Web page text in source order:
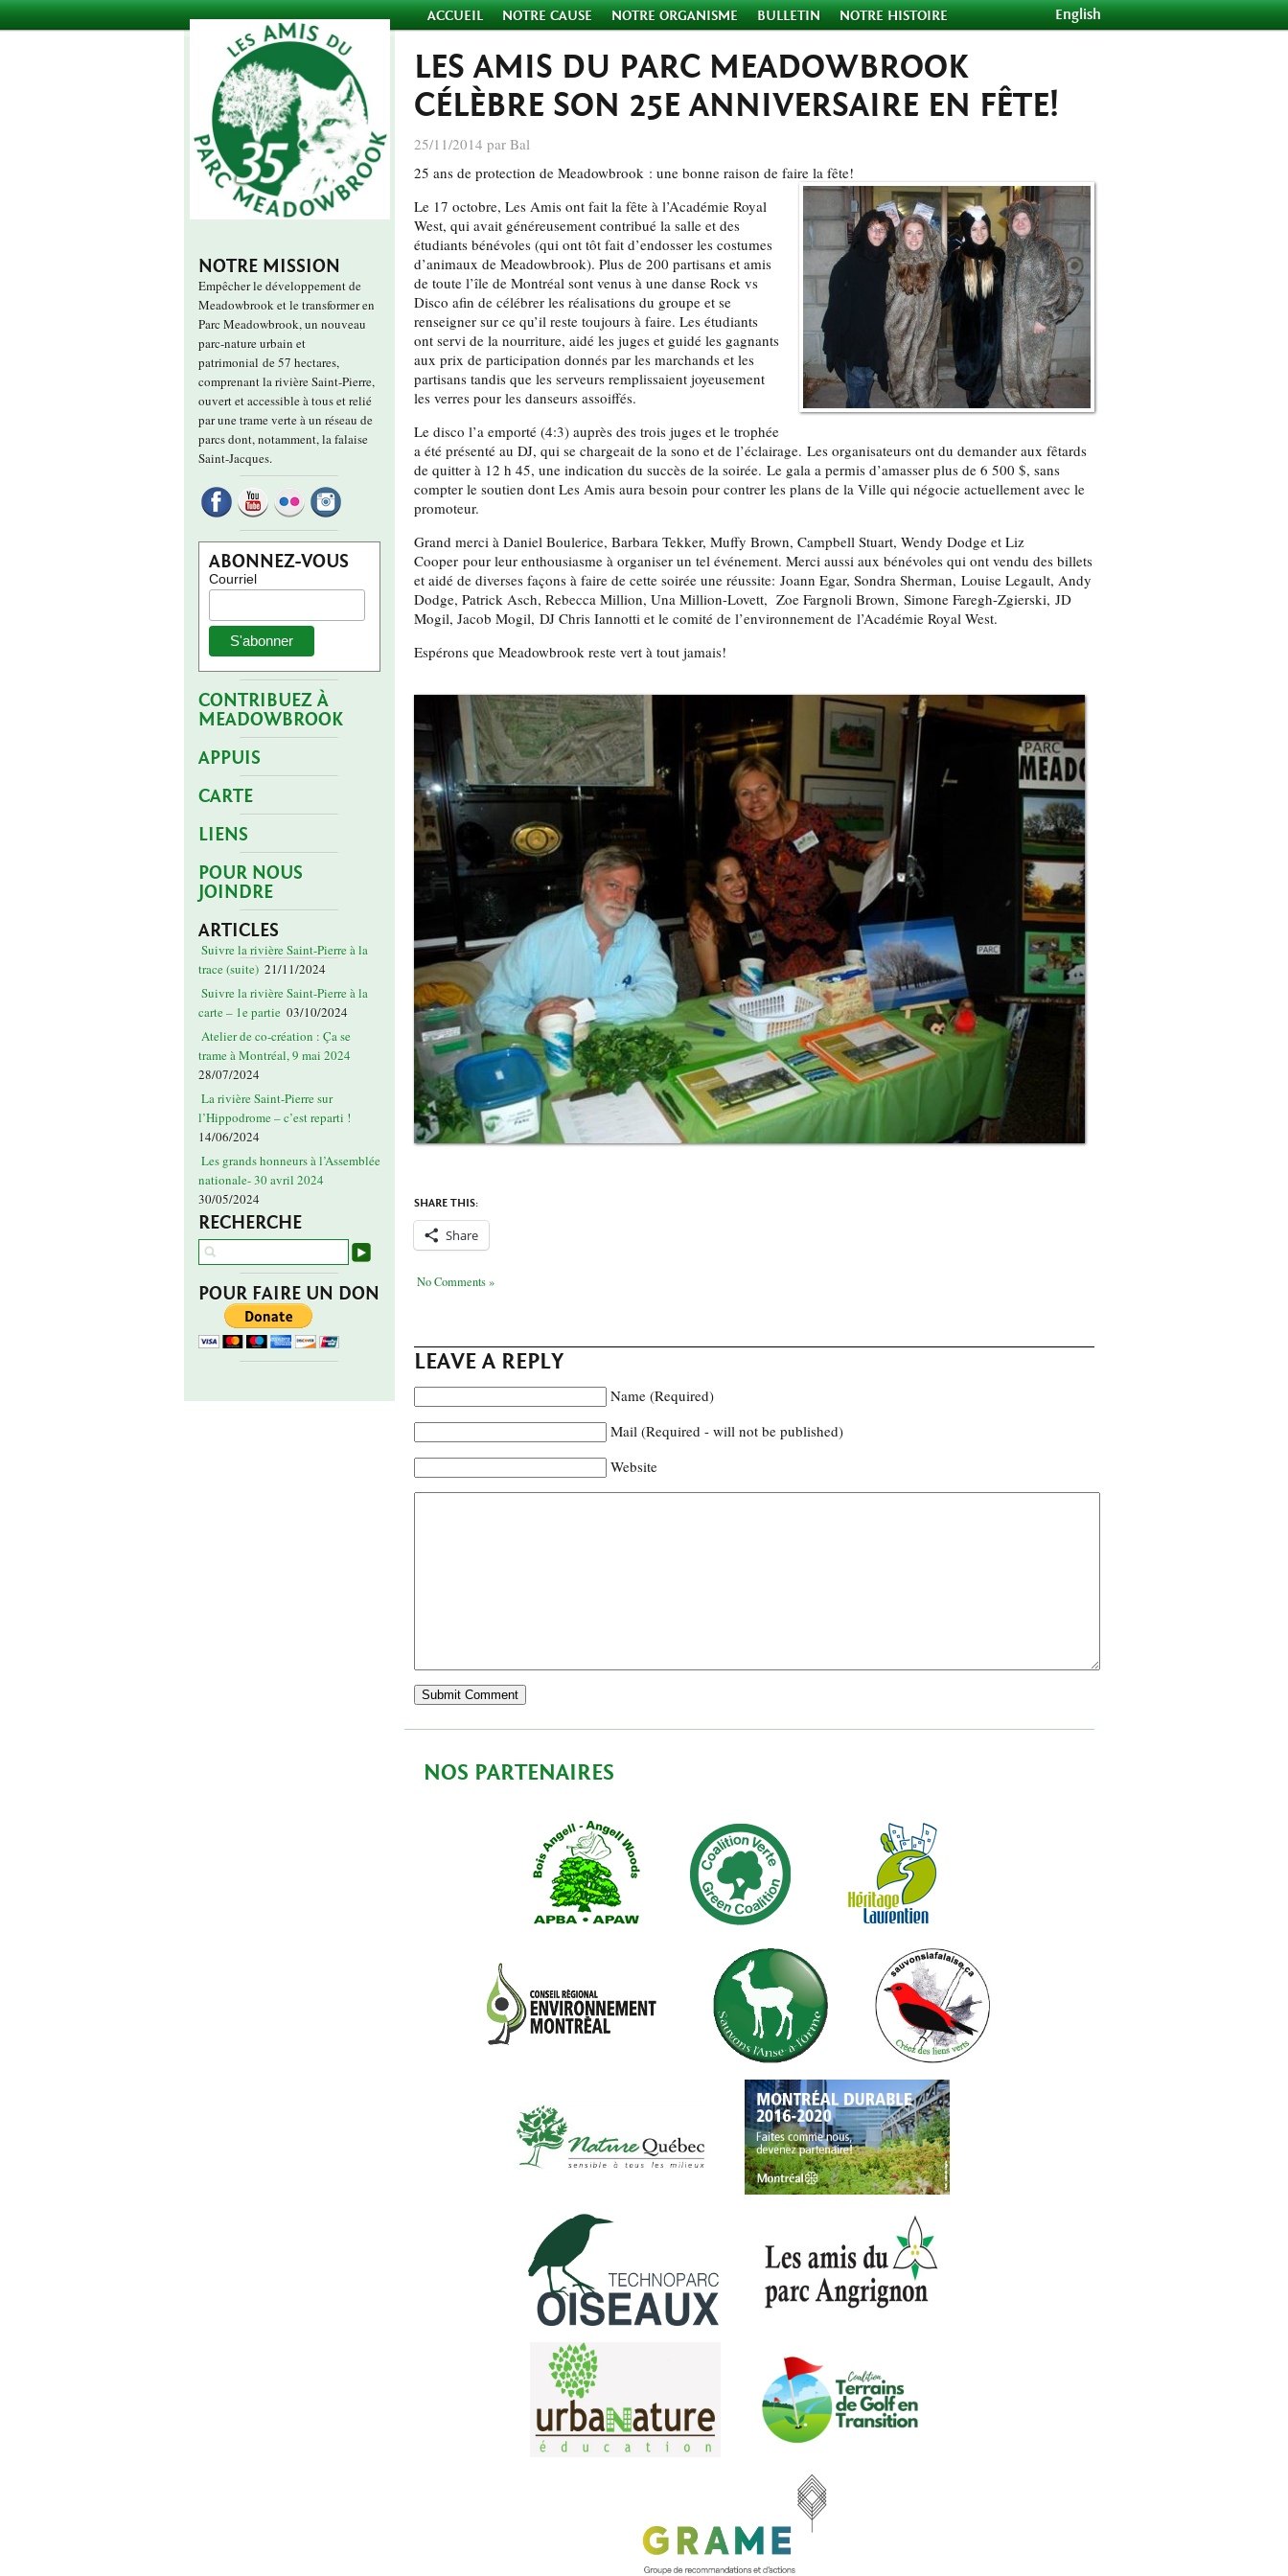
English
ACCUEIL NOTRE CAUSE NOTRE ORGANISME BULLETIN NOTRE HISTOIRE
NOTRE MISSION
Empêcher le développement de
Meadowbrook et le transformer en
Parc Meadowbrook, un nouveau
parc-nature urbain et
patrimonial de 57 hectares,
comprenant la rivière Saint-Pierre,
ouvert et accessible à tous et relié
par une trame verte à un réseau de
parcs dont, notamment, la falaise
Saint-Jacques.
ABONNEZ-VOUS
Courriel
CONTRIBUEZ À
MEADOWBROOK
APPUIS
CARTE
LIENS
POUR NOUS
JOINDRE
ARTICLES
Suivre la rivière Saint-Pierre à la
trace (suite) 21/11/2024
Suivre la rivière Saint-Pierre à la
carte – 1e partie 03/10/2024
Atelier de co-création : Ça se
trame à Montréal, 9 mai 2024
28/07/2024
La rivière Saint-Pierre sur
l’Hippodrome – c’est reparti !
14/06/2024
Les grands honneurs à l’Assemblée
nationale- 30 avril 2024
30/05/2024
RECHERCHE
POUR FAIRE UN DON
LES AMIS DU PARC MEADOWBROOK
CÉLÈBRE SON 25E ANNIVERSAIRE EN FÊTE!
25/11/2014 par Bal
25 ans de protection de Meadowbrook : une bonne raison de faire la fête!
Le 17 octobre, Les Amis ont fait la fête à l’Académie Royal
West, qui avait généreusement contribué la salle et des
étudiants bénévoles (qui ont tôt fait d’endosser les costumes
d’animaux de Meadowbrook). Plus de 200 partisans et amis
de toute l’île de Montréal sont venus à une danse Rock vs
Disco afin de célébrer les réalisations du groupe et se
renseigner sur ce qu’il reste toujours à faire. Les étudiants
ont servi de la nourriture, aidé les juges et guidé les gagnants
aux prix de participation donnés par les marchands et les
partisans tandis que les serveurs remplissaient joyeusement
les verres pour les danseurs assoiffés.
Le disco l’a emporté (4:3) auprès des trois juges et le trophée
a été présenté au DJ, qui se chargeait de la sono et de l’éclairage. Les organisateurs ont du demander aux fêtards
de quitter à 12 h 45, une indication du succès de la soirée. Le gala a permis d’amasser plus de 6 500 $, sans
compter le soutien dont Les Amis aura besoin pour contrer les plans de la Ville qui négocie actuellement avec le
promoteur.
Grand merci à Daniel Boulerice, Barbara Tekker, Muffy Brown, Campbell Stuart, Wendy Dodge et Liz
Cooper pour leur enthousiasme à organiser un tel événement. Merci aussi aux bénévoles qui ont vendu des billets
et aidé de diverses façons à faire de cette soirée une réussite: Joann Egar, Sondra Sherman, Louise Legault, Andy
Dodge, Patrick Asch, Rebecca Million, Una Million-Lovett, Zoe Fargnoli Brown, Simone Faregh-Zgierski, JD
Mogil, Jacob Mogil, DJ Chris Iannotti et le comité de l’environnement de l’Académie Royal West.
Espérons que Meadowbrook reste vert à tout jamais!
SHARE THIS:
Share
No Comments »
LEAVE A REPLY
Name (Required)
Mail (Required - will not be published)
Website
NOS PARTENAIRES